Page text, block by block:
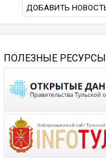
ДОБАВИТЬ
ПОЛЕЗНЫЕ РЕСУРСЫ